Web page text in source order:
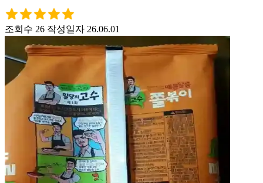
조회수 26 작성일자 26.06.01